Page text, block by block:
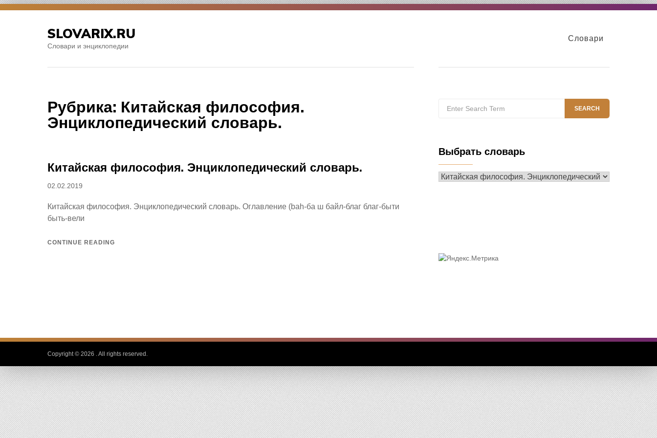
Skip
SLOVARIX.RU
Словари и энциклопедии
Словари
Рубрика: Китайская философия.
Энциклопедический словарь.
Китайская философия. Энциклопедический словарь.
Posted
02.02.2019
Китайская философия. Энциклопедический словарь. Оглавление (bah-ба ш байл-благ благ-быти
быть-вели
CONTINUE READING
for:
SEARCH
Выбрать словарь
Выбрать
Copyright © 2026 . All rights reserved.